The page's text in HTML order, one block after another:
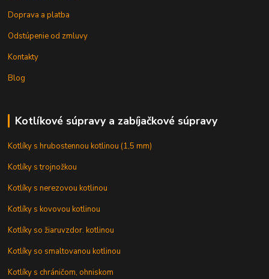
Doprava a platba
Odstúpenie od zmluvy
Kontakty
Blog
Kotlíkové súpravy a zabíjačkové súpravy
Kotlíky s hrubostennou kotlinou (1,5 mm)
Kotlíky s trojnožkou
Kotlíky s nerezovou kotlinou
Kotlíky s kovovou kotlinou
Kotlíky so žiaruvzdor. kotlinou
Kotlíky so smaltovanou kotlinou
Kotlíky s chráničom, ohniskom